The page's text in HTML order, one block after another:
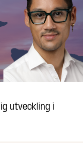
utveckling i